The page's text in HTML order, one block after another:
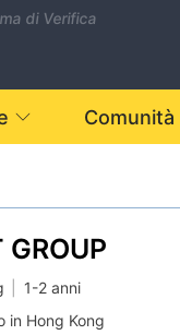
di Verifica
Comunità
GROUP
1-2 anni
in Hong Kong